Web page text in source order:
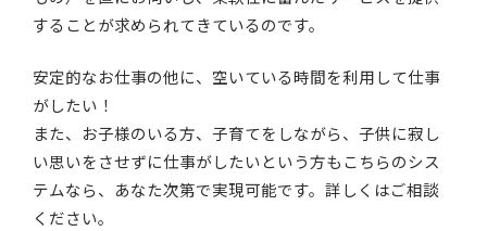
することが求められてきているのです。
安定的なお仕事の他に、空いている時間を利用して仕事
がしたい！
また、お子様のいる方、子育てをしながら、子供に寂し
い思いをさせずに仕事がしたいという方もこちらのシス
テムなら、あなた次第で実現可能です。詳しくはご相談
ください。